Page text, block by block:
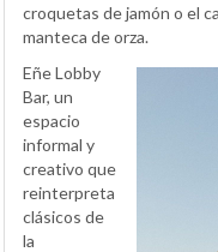
croquetas de jamón o el
manteca de orza.
Eñe Lobby
Bar, un
espacio
informal y
creativo que
reinterpreta
clásicos de
la